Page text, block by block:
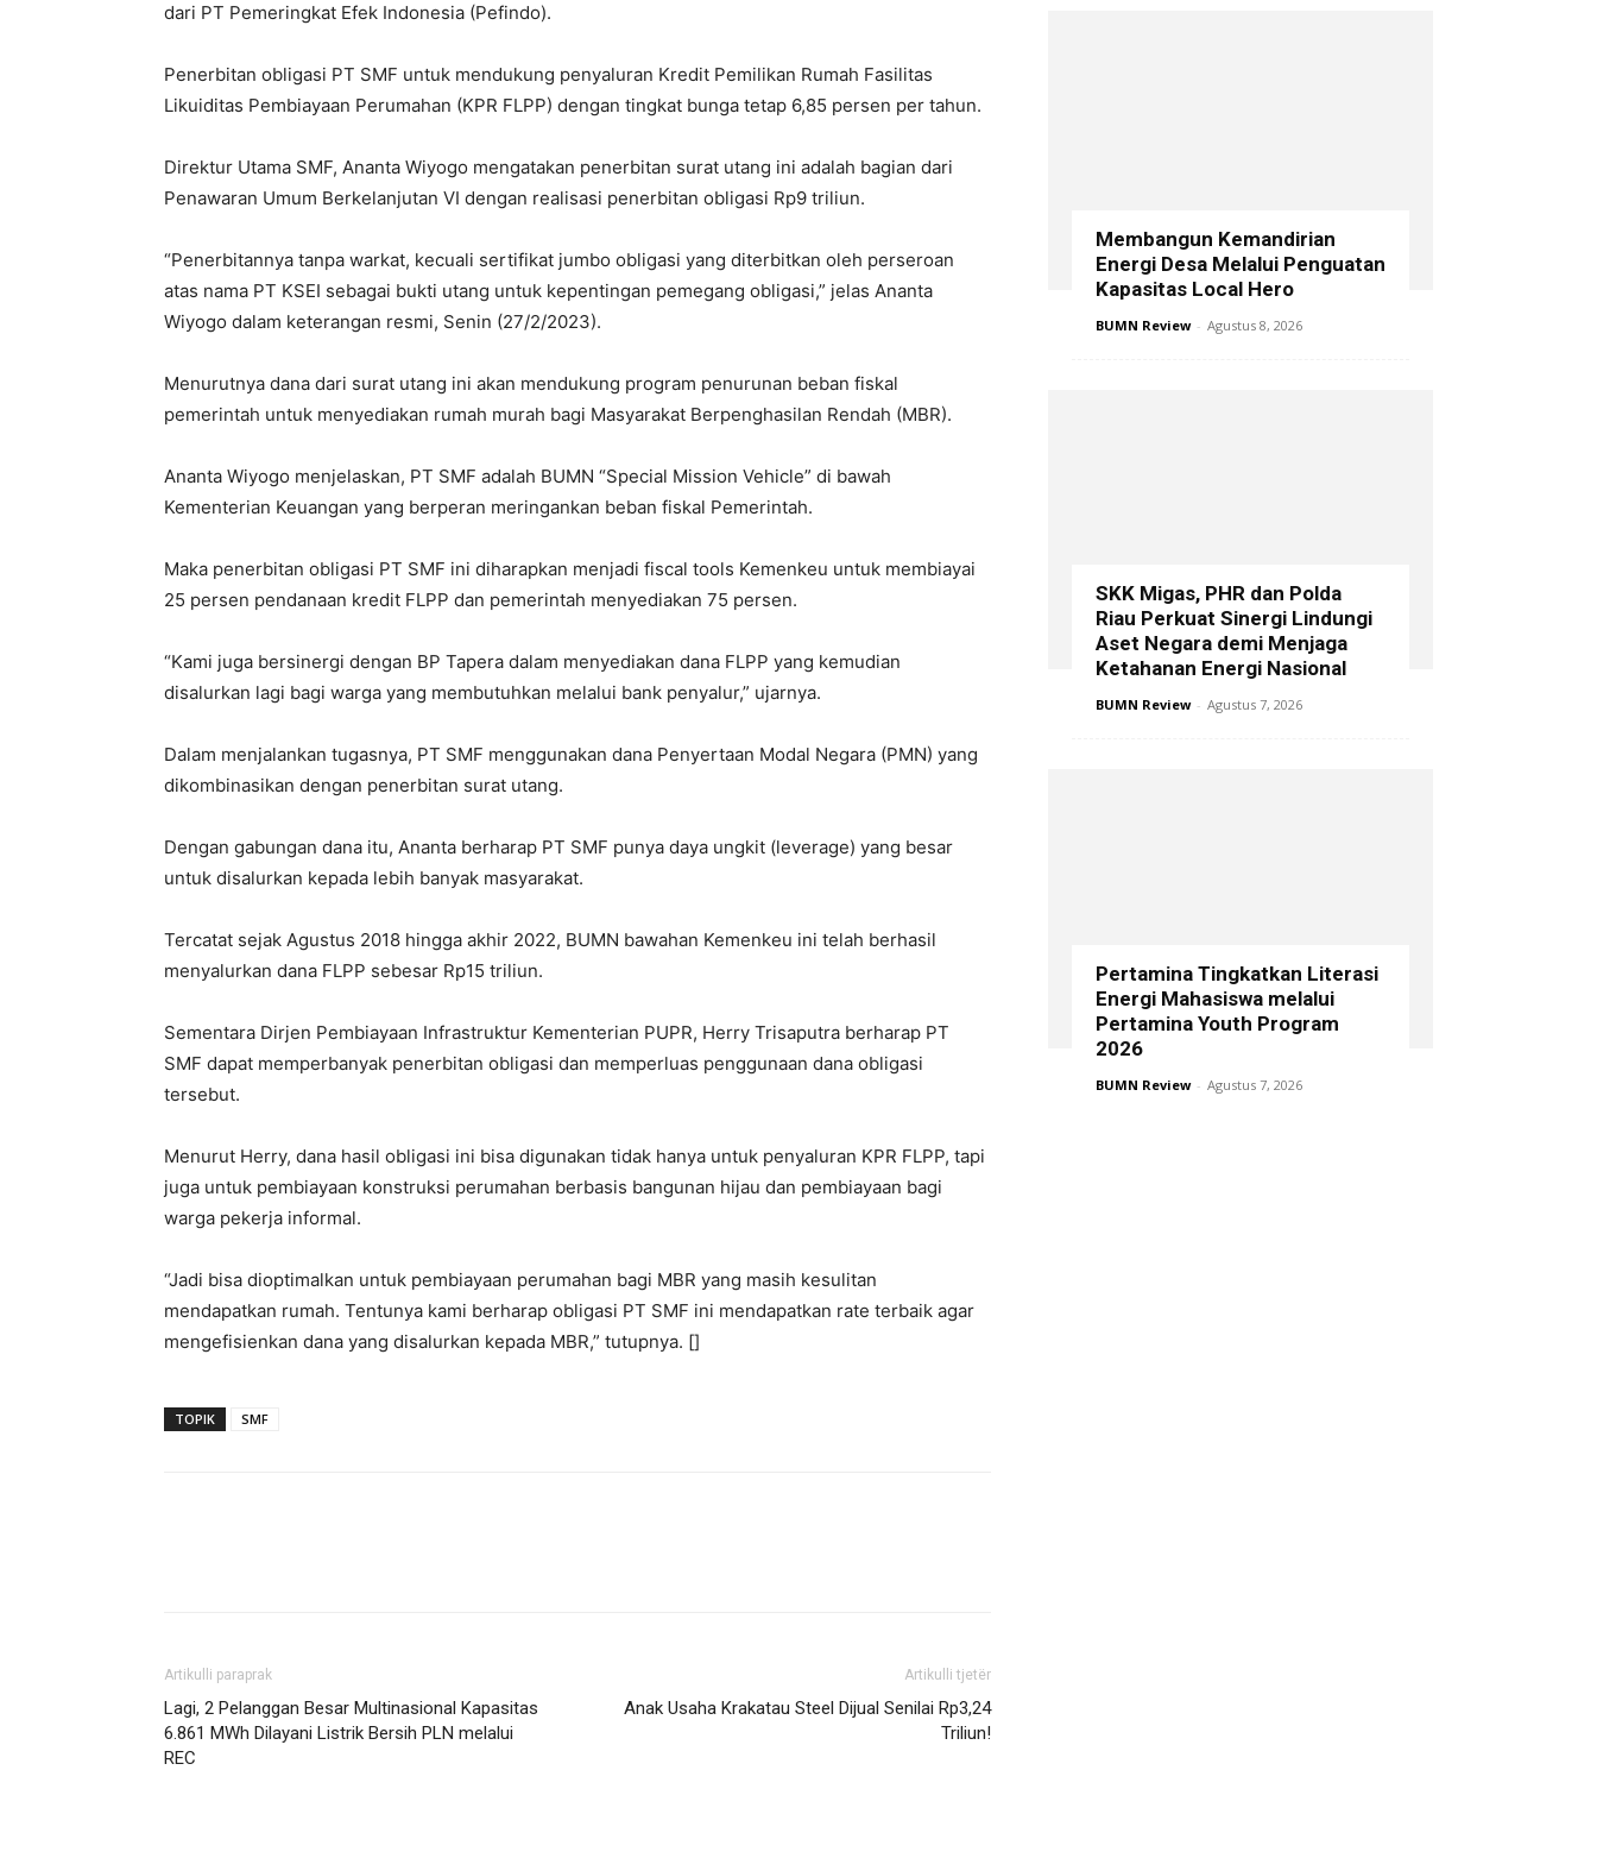
dari PT Pemeringkat Efek Indonesia (Pefindo).
Penerbitan obligasi PT SMF untuk mendukung penyaluran Kredit Pemilikan Rumah Fasilitas
Likuiditas Pembiayaan Perumahan (KPR FLPP) dengan tingkat bunga tetap 6,85 persen per tahun.
Direktur Utama SMF, Ananta Wiyogo mengatakan penerbitan surat utang ini adalah bagian dari
Penawaran Umum Berkelanjutan VI dengan realisasi penerbitan obligasi Rp9 triliun.
“Penerbitannya tanpa warkat, kecuali sertifikat jumbo obligasi yang diterbitkan oleh perseroan
atas nama PT KSEI sebagai bukti utang untuk kepentingan pemegang obligasi,” jelas Ananta
Wiyogo dalam keterangan resmi, Senin (27/2/2023).
Menurutnya dana dari surat utang ini akan mendukung program penurunan beban fiskal
pemerintah untuk menyediakan rumah murah bagi Masyarakat Berpenghasilan Rendah (MBR).
Ananta Wiyogo menjelaskan, PT SMF adalah BUMN “Special Mission Vehicle” di bawah
Kementerian Keuangan yang berperan meringankan beban fiskal Pemerintah.
Maka penerbitan obligasi PT SMF ini diharapkan menjadi fiscal tools Kemenkeu untuk membiayai
25 persen pendanaan kredit FLPP dan pemerintah menyediakan 75 persen.
“Kami juga bersinergi dengan BP Tapera dalam menyediakan dana FLPP yang kemudian
disalurkan lagi bagi warga yang membutuhkan melalui bank penyalur,” ujarnya.
Dalam menjalankan tugasnya, PT SMF menggunakan dana Penyertaan Modal Negara (PMN) yang
dikombinasikan dengan penerbitan surat utang.
Dengan gabungan dana itu, Ananta berharap PT SMF punya daya ungkit (leverage) yang besar
untuk disalurkan kepada lebih banyak masyarakat.
Tercatat sejak Agustus 2018 hingga akhir 2022, BUMN bawahan Kemenkeu ini telah berhasil
menyalurkan dana FLPP sebesar Rp15 triliun.
Sementara Dirjen Pembiayaan Infrastruktur Kementerian PUPR, Herry Trisaputra berharap PT
SMF dapat memperbanyak penerbitan obligasi dan memperluas penggunaan dana obligasi
tersebut.
Menurut Herry, dana hasil obligasi ini bisa digunakan tidak hanya untuk penyaluran KPR FLPP, tapi
juga untuk pembiayaan konstruksi perumahan berbasis bangunan hijau dan pembiayaan bagi
warga pekerja informal.
“Jadi bisa dioptimalkan untuk pembiayaan perumahan bagi MBR yang masih kesulitan
mendapatkan rumah. Tentunya kami berharap obligasi PT SMF ini mendapatkan rate terbaik agar
mengefisienkan dana yang disalurkan kepada MBR,” tutupnya. []
TOPIK SMF
Artikulli paraprak
Lagi, 2 Pelanggan Besar Multinasional Kapasitas
6.861 MWh Dilayani Listrik Bersih PLN melalui
REC
Artikulli tjetër
Anak Usaha Krakatau Steel Dijual Senilai Rp3,24
Triliun!
Membangun Kemandirian
Energi Desa Melalui Penguatan
Kapasitas Local Hero
BUMN Review - Agustus 8, 2026
SKK Migas, PHR dan Polda
Riau Perkuat Sinergi Lindungi
Aset Negara demi Menjaga
Ketahanan Energi Nasional
BUMN Review - Agustus 7, 2026
Pertamina Tingkatkan Literasi
Energi Mahasiswa melalui
Pertamina Youth Program
2026
BUMN Review - Agustus 7, 2026